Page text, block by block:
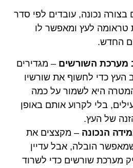
נכונה, עובדים לפי סדר
טראומה לעץ ומאפשר לו
החדש.
מערכת השורשים – מגדירים
העץ כדי לחשוף את שורשיו
היא לשמור על כמה
בלי לקרוע אותם באופן
של העץ.
הנכונה – מקצצים את
הובלה, אבל עדיין
מערכת שורשים כדי לשרוד